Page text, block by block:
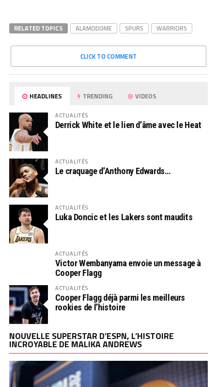
RELATED TOPICS ALAMODOME SPURS WARRIORS
CLICK TO COMMENT
HEADLINES TRENDING VIDEOS
ACTUALITÉS
Derrick White et le lien d’âme avec le Heat
ACTUALITÉS
Le craquage d’Anthony Edwards…
ACTUALITÉS
Luka Doncic et les Lakers sont maudits
ACTUALITÉS
Victor Wembanyama envoie un message à
Cooper Flagg
ACTUALITÉS
Cooper Flagg déjà parmi les meilleurs
rookies de l’histoire
NOUVELLE SUPERSTAR D’ESPN, L’HISTOIRE
INCROYABLE DE MALIKA ANDREWS